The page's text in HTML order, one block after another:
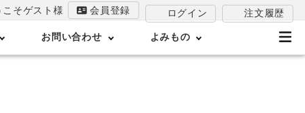
こそゲスト様 会員登録 ログイン 注文履歴
お問い合わせ よみもの